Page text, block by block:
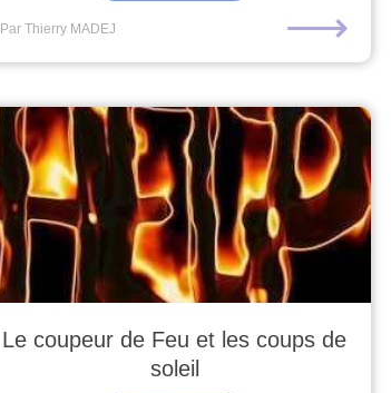
Par Thierry MADEJ ⟶
Le coupeur de Feu et les coups de
soleil